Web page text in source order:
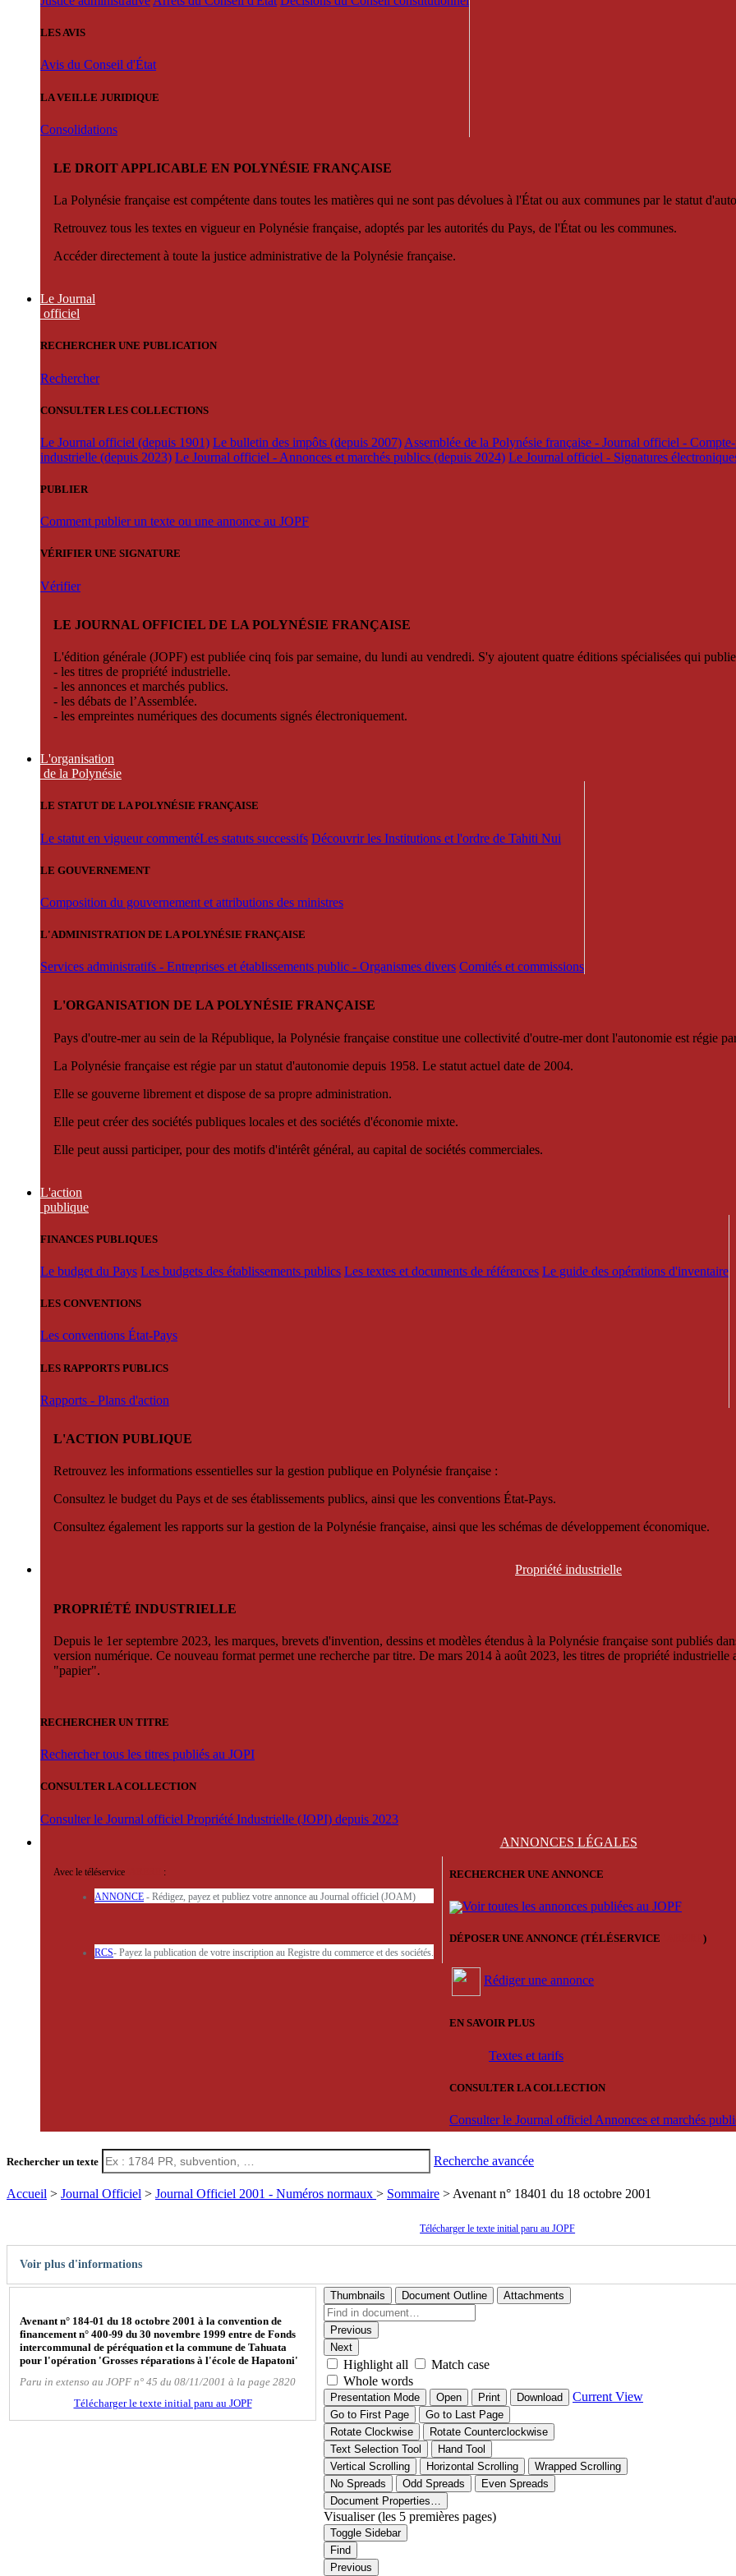
LES AVIS
Avis du Conseil d'État
LA VEILLE JURIDIQUE
Consolidations
LE DROIT APPLICABLE EN POLYNÉSIE FRANÇAISE
La Polynésie française est compétente dans toutes les matières qui ne sont pas dévolues à l'État ou aux communes par le statut
Retrouvez tous les textes en vigueur en Polynésie française, adoptés par les autorités du Pays, de l'État ou les communes.
Accéder directement à toute la justice administrative de la Polynésie française.
Le Journal
officiel
RECHERCHER UNE PUBLICATION
Rechercher
CONSULTER LES COLLECTIONS
Le Journal officiel (depuis 1901) Le bulletin des impôts (depuis 2007) Assemblée de la Polynésie française - Journal officiel -
industrielle (depuis 2023) Le Journal officiel - Annonces et marchés publics (depuis 2024) Le Journal officiel - Signatures
PUBLIER
Comment publier un texte ou une annonce au JOPF
VÉRIFIER UNE SIGNATURE
Vérifier
LE JOURNAL OFFICIEL DE LA POLYNÉSIE FRANÇAISE
L'édition générale (JOPF) est publiée cinq fois par semaine, du lundi au vendredi. S'y ajoutent quatre éditions spécialisées qui
- les titres de propriété industrielle.
- les annonces et marchés publics.
- les débats de l’Assemblée.
- les empreintes numériques des documents signés électroniquement.
L'organisation
de la Polynésie
LE STATUT DE LA POLYNÉSIE FRANÇAISE
Le statut en vigueur commentéLes statuts successifs Découvrir les Institutions et l'ordre de Tahiti Nui
LE GOUVERNEMENT
Composition du gouvernement et attributions des ministres
L'ADMINISTRATION DE LA POLYNÉSIE FRANÇAISE
Services administratifs - Entreprises et établissements public - Organismes divers Comités et commissions
L'ORGANISATION DE LA POLYNÉSIE FRANÇAISE
Pays d'outre-mer au sein de la République, la Polynésie française constitue une collectivité d'outre-mer dont l'autonomie est régie
La Polynésie française est régie par un statut d'autonomie depuis 1958. Le statut actuel date de 2004.
Elle se gouverne librement et dispose de sa propre administration.
Elle peut créer des sociétés publiques locales et des sociétés d'économie mixte.
Elle peut aussi participer, pour des motifs d'intérêt général, au capital de sociétés commerciales.
L'action
publique
FINANCES PUBLIQUES
Le budget du Pays Les budgets des établissements publics Les textes et documents de références Le guide des opérations d'inventaire
LES CONVENTIONS
Les conventions État-Pays
LES RAPPORTS PUBLICS
Rapports - Plans d'action
L'ACTION PUBLIQUE
Retrouvez les informations essentielles sur la gestion publique en Polynésie française :
Consultez le budget du Pays et de ses établissements publics, ainsi que les conventions État-Pays.
Consultez également les rapports sur la gestion de la Polynésie française, ainsi que les schémas de développement économique.
Propriété industrielle
PROPRIÉTÉ INDUSTRIELLE
Depuis le 1er septembre 2023, les marques, brevets d'invention, dessins et modèles étendus à la Polynésie française sont publiés
version numérique. Ce nouveau format permet une recherche par titre. De mars 2014 à août 2023, les titres de propriété
"papier".
RECHERCHER UN TITRE
Rechercher tous les titres publiés au JOPI
CONSULTER LA COLLECTION
Consulter le Journal officiel Propriété Industrielle (JOPI) depuis 2023
ANNONCES LÉGALES
Avec le téléservice :
ANNONCE - Rédigez, payez et publiez votre annonce au Journal officiel (JOAM)
RCS- Payez la publication de votre inscription au Registre du commerce et des sociétés.
RECHERCHER UNE ANNONCE
Voir toutes les annonces publiées au JOPF
DÉPOSER UNE ANNONCE (TÉLÉSERVICE )
Rédiger une annonce
EN SAVOIR PLUS
Textes et tarifs
CONSULTER LA COLLECTION
Consulter le Journal officiel Annonces et marchés
Rechercher un texte Recherche avancée
Accueil > Journal Officiel > Journal Officiel 2001 - Numéros normaux > Sommaire > Avenant n° 18401 du 18 octobre 2001
Télécharger le texte initial paru au JOPF
Voir plus d'informations
Avenant n° 184-01 du 18 octobre 2001 à la convention de
financement n° 400-99 du 30 novembre 1999 entre de Fonds
intercommunal de péréquation et la commune de Tahuata
pour l'opération 'Grosses réparations à l'école de Hapatoni'
Paru in extenso au JOPF n° 45 du 08/11/2001 à la page 2820
Télécharger le texte initial paru au JOPF
Thumbnails Document Outline Attachments
Previous
Next
Highlight all
Match case
Whole words
Presentation Mode Open Print Download Current View
Go to First Page
Go to Last Page
Rotate Clockwise
Rotate Counterclockwise
Text Selection Tool
Hand Tool
Vertical Scrolling
Horizontal Scrolling
Wrapped Scrolling
No Spreads
Odd Spreads
Even Spreads
Document Properties…
Visualiser (les 5 premières pages)
Toggle Sidebar
Find
Previous